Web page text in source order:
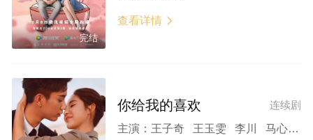
完结
查看详情 
连续剧
你给我的喜欢
主演： 王子奇 王玉雯 李川 马心瑞 陈鑫海